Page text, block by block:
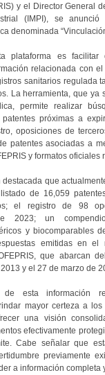
y el Director General
(IMPI), se
denominada
plataforma es facilitar
relacionada con
sanitarios regulada
La herramienta, que ya
permite realizar
próximas a
oposiciones de
patentes asociadas a
y formatos oficiales
destacada que
de 16,059
el registro de 98
2023; un
y biocomparables
emitidas en el
que abarcan
y el 27 de marzo de
de esta información
mayor certeza a
una visión
efectivamente
Cabe señalar que
previamente
a información completa